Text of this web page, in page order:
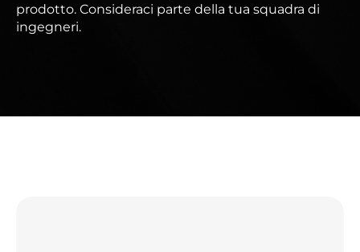
prodotto. Consideraci parte della tua squadra di
ingegneri.